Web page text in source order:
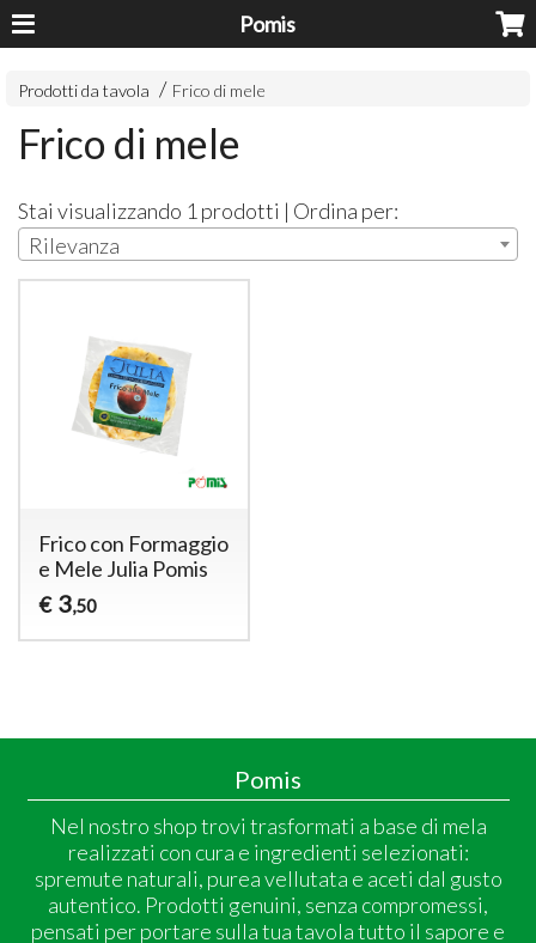
Pomis
Prodotti da tavola Frico di mele
Frico di mele
Stai visualizzando 1 prodotti | Ordina per:
Rilevanza
Frico con Formaggio
e Mele Julia Pomis
€ 3,50
Pomis
Nel nostro shop trovi trasformati a base di mela
realizzati con cura e ingredienti selezionati:
spremute naturali, purea vellutata e aceti dal gusto
autentico. Prodotti genuini, senza compromessi,
pensati per portare sulla tua tavola tutto il sapore e